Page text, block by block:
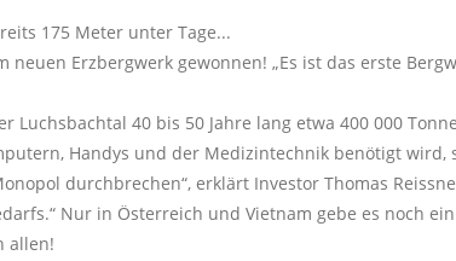
175 Meter unter Tage...
neuen Erzbergwerk gewonnen! „Es ist das erste
Luchsbachtal 40 bis 50 Jahre lang etwa 400 000
Handys und der Medizintechnik benötigt
durchbrechen“, erklärt Investor Thomas
Nur in Österreich und Vietnam gebe es noch
allen!